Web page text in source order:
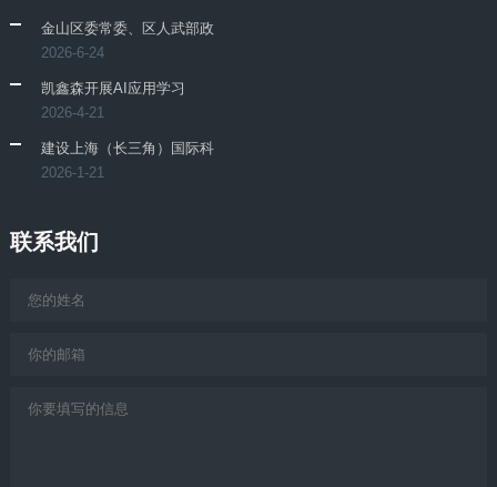
金山区委常委、区人武部政
2026-6-24
凯鑫森开展AI应用学习
2026-4-21
建设上海（长三角）国际科
2026-1-21
联系我们